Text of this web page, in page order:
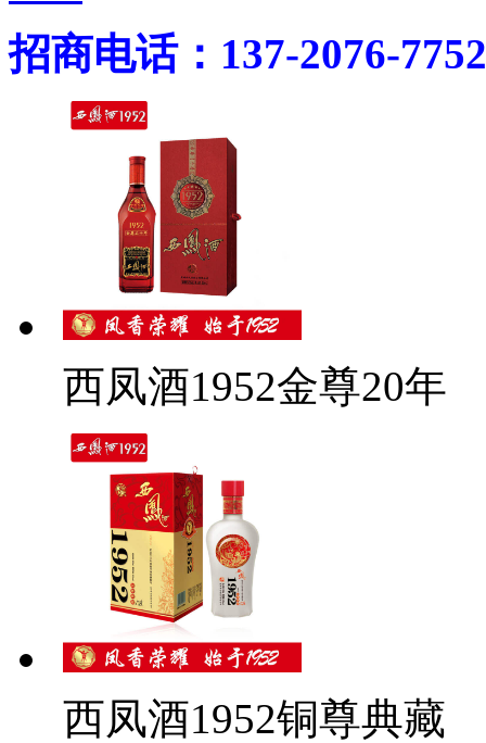
招商电话：137-2076-7752
西凤酒1952金尊20年
西凤酒1952铜尊典藏